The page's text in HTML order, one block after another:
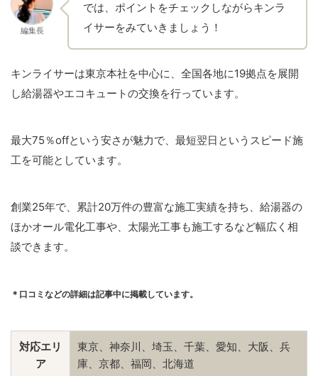
編集長
では、ポイントをチェックしながらキンラ
イサーをみていきましょう！
キンライサーは東京本社を中心に、全国各地に19拠点を展開
し給湯器やエコキュートの交換を行っています。
最大75％offという安さが魅力で、最短翌日というスピード施
工を可能としています。
創業25年で、累計20万件の豊富な施工実績を持ち、給湯器の
ほかオール電化工事や、太陽光工事も施工するなど幅広く相
談できます。
＊口コミなどの詳細は記事中に掲載しています。
対応エリ
ア
東京、神奈川、埼玉、千葉、愛知、大阪、兵
庫、京都、福岡、北海道